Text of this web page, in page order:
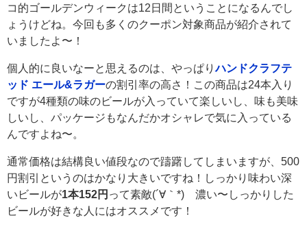
コ的ゴールデンウィークは12日間ということになるんでし
ょうけどね。今回も多くのクーポン対象商品が紹介されて
いましたよ〜！
個人的に良いなーと思えるのは、やっぱりハンドクラフテ
ッド エール&ラガーの割引率の高さ！この商品は24本入り
ですが4種類の味のビールが入っていて楽しいし、味も美味
しいし、パッケージもなんだかオシャレで気に入っている
んですよね〜。
通常価格は結構良い値段なので躊躇してしまいますが、500
円割引というのはかなり大きいですね！しっかり味わい深
いビールが1本152円 って素敵(´∀｀*) 濃い〜しっかりした
ビールが好きな人にはオススメです！